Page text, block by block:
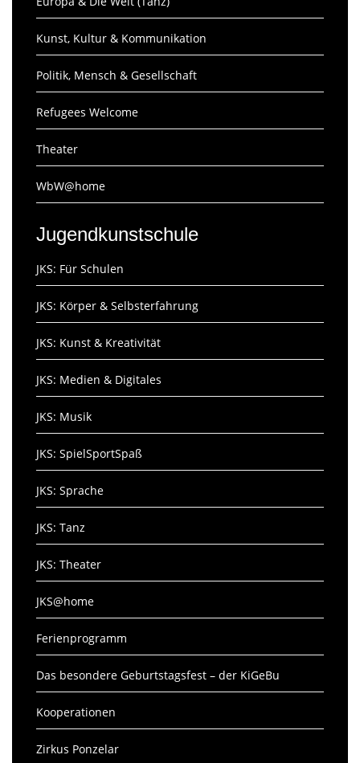
Kunst, Kultur & Kommunikation
Politik, Mensch & Gesellschaft
Refugees Welcome
Theater
WbW@home
Jugendkunstschule
JKS: Für Schulen
JKS: Körper & Selbsterfahrung
JKS: Kunst & Kreativität
JKS: Medien & Digitales
JKS: Musik
JKS: SpielSportSpaß
JKS: Sprache
JKS: Tanz
JKS: Theater
JKS@home
Ferienprogramm
Das besondere Geburtstagsfest – der KiGeBu
Kooperationen
Zirkus Ponzelar